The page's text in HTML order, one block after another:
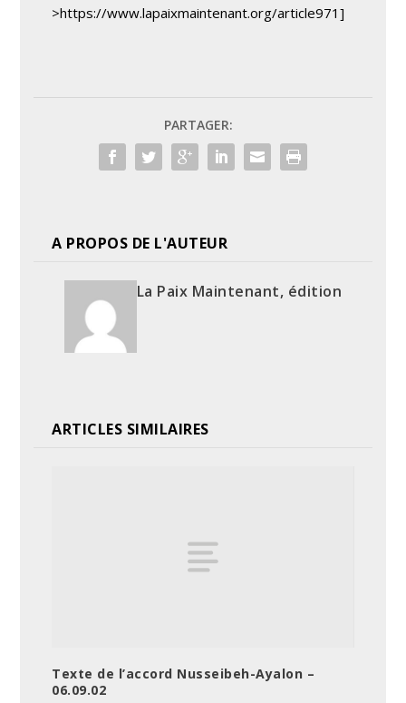
>https://www.lapaixmaintenant.org/article971]
PARTAGER:
A PROPOS DE L'AUTEUR
La Paix Maintenant, édition
ARTICLES SIMILAIRES
Texte de l’accord Nusseibeh-Ayalon –
06.09.02